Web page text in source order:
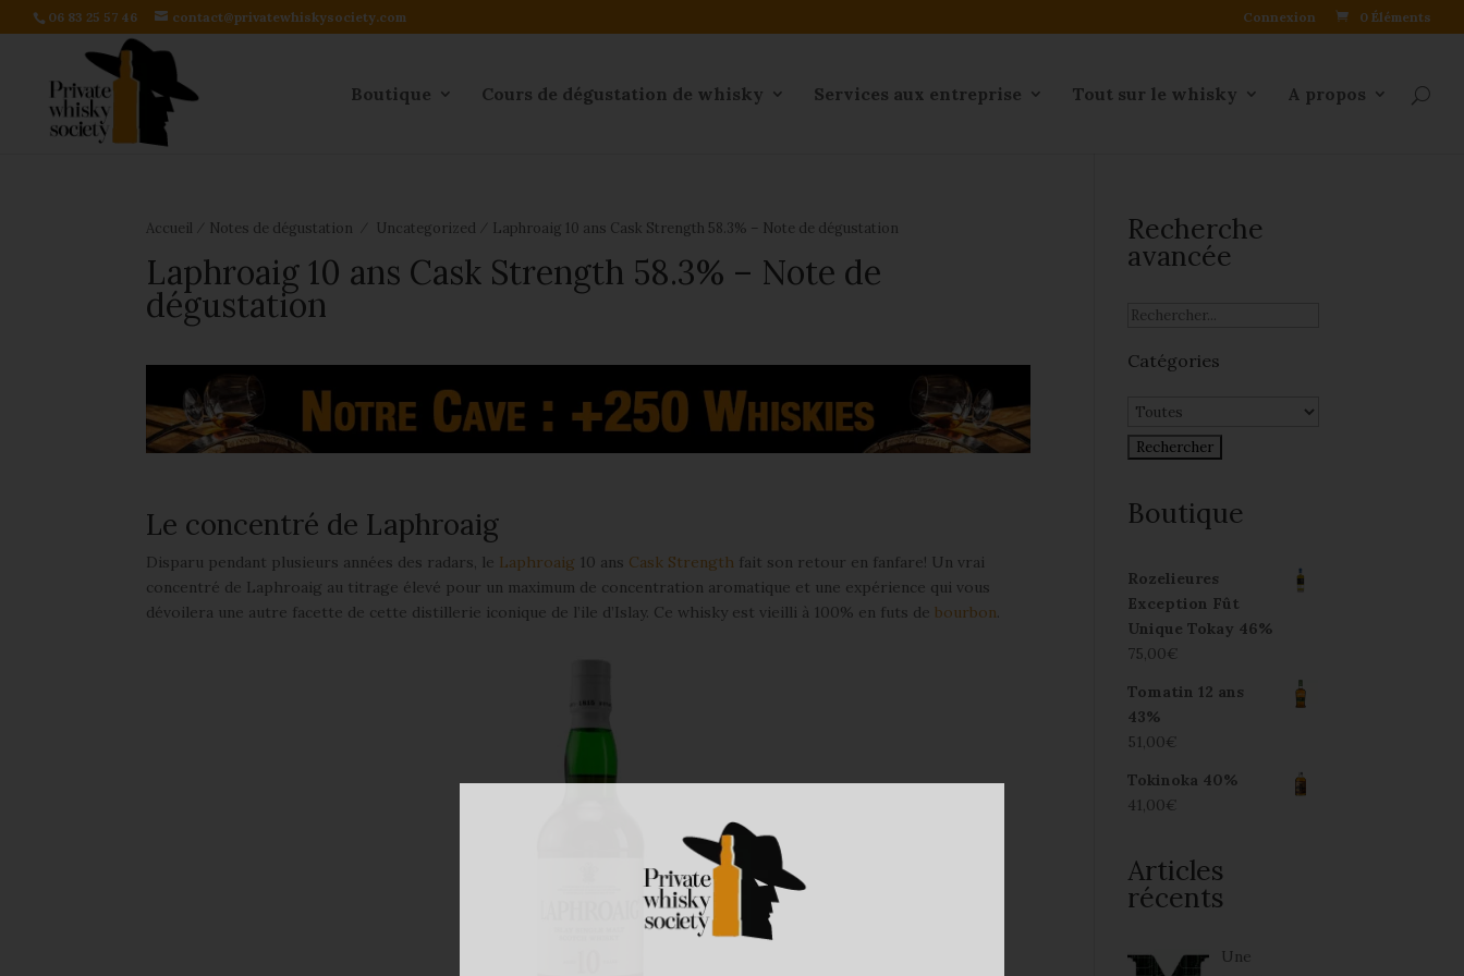
06 83 25 57 46 contact@privatewhiskysociety.com Connexion 0 Éléments
Boutique Cours de dégustation de whisky Services aux entreprise Tout sur le whisky A propos
Accueil Notes de dégustation Uncategorized Laphroaig 10 ans Cask Strength 58.3% – Note de dégustation
Laphroaig 10 ans Cask Strength 58.3% – Note de
dégustation
Le concentré de Laphroaig
Disparu pendant plusieurs années des radars, le Laphroaig 10 ans Cask Strength fait son retour en fanfare! Un vrai
concentré de Laphroaig au titrage élevé pour un maximum de concentration aromatique et une expérience qui vous
dévoilera une autre facette de cette distillerie iconique de l’ile d’Islay. Ce whisky est vieilli à 100% en futs debourbon.
Recherche
avancée
Catégories
Boutique
Rozelieures
Exception Fût
Unique Tokay 46%
75,00€
Tomatin 12 ans
43%
51,00€
Tokinoka 40%
41,00€
Articles
récents
Une